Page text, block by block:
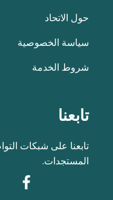
حول الاتحاد
سياسة الخصوصية
شروط الخدمة
تابعنا
تابعنا على شبكات
المستجدات.